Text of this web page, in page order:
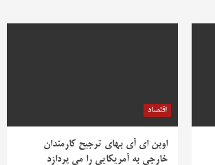
اقتصاد
اوپن ای آی بهای ترجیح کارمندان
خارجی به آمریکایی را می پردازد